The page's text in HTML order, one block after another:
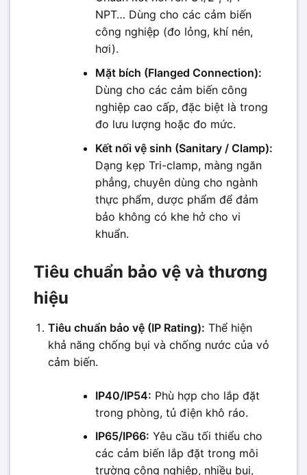
NPT… Dùng cho các cảm biến
công nghiệp (đo lỏng, khí nén,
hơi).
Mặt bích (Flanged Connection):
Dùng cho các cảm biến công
nghiệp cao cấp, đặc biệt là trong
đo lưu lượng hoặc đo mức.
Kết nối vệ sinh (Sanitary / Clamp):
Dạng kẹp Tri-clamp, màng ngăn
phẳng, chuyên dùng cho ngành
thực phẩm, dược phẩm để đảm
bảo không có khe hở cho vi
khuẩn.
Tiêu chuẩn bảo vệ và thương
hiệu
Tiêu chuẩn bảo vệ (IP Rating): Thể hiện
khả năng chống bụi và chống nước của vỏ
cảm biến.
IP40/IP54: Phù hợp cho lắp đặt
trong phòng, tủ điện khô ráo.
IP65/IP66: Yêu cầu tối thiểu cho
các cảm biến lắp đặt trong môi
trường công nghiệp, nhiều bụi,